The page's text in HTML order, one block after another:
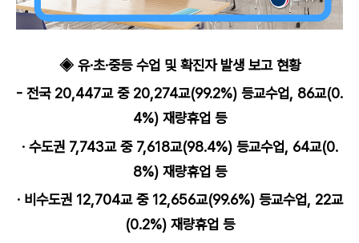
◈ 유·초·중등 수업 및 확진자 발생 보고 현황
- 전국 20,447교 중 20,274교(99.2%) 등교수업, 86교(0.
4%) 재량휴업 등
· 수도권 7,743교 중 7,618교(98.4%) 등교수업, 64교(0.
8%) 재량휴업 등
· 비수도권 12,704교 중 12,656교(99.6%) 등교수업, 22교
(0.2%) 재량휴업 등